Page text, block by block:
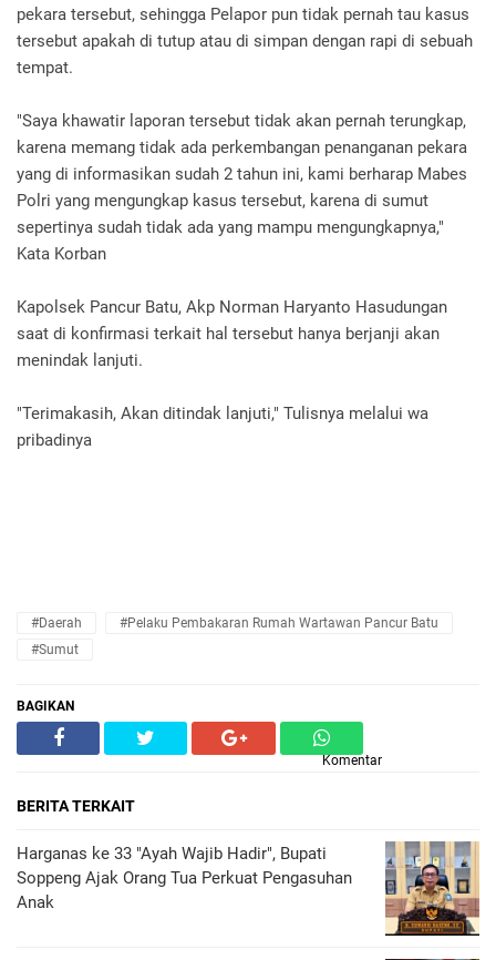
pekara tersebut, sehingga Pelapor pun tidak pernah tau kasus
tersebut apakah di tutup atau di simpan dengan rapi di sebuah
tempat.
"Saya khawatir laporan tersebut tidak akan pernah terungkap,
karena memang tidak ada perkembangan penanganan pekara
yang di informasikan sudah 2 tahun ini, kami berharap Mabes
Polri yang mengungkap kasus tersebut, karena di sumut
sepertinya sudah tidak ada yang mampu mengungkapnya,"
Kata Korban
Kapolsek Pancur Batu, Akp Norman Haryanto Hasudungan
saat di konfirmasi terkait hal tersebut hanya berjanji akan
menindak lanjuti.
"Terimakasih, Akan ditindak lanjuti," Tulisnya melalui wa
pribadinya
#Daerah
#Pelaku Pembakaran Rumah Wartawan Pancur Batu
#Sumut
BAGIKAN
Komentar
BERITA TERKAIT
Harganas ke 33 "Ayah Wajib Hadir", Bupati
Soppeng Ajak Orang Tua Perkuat Pengasuhan
Anak